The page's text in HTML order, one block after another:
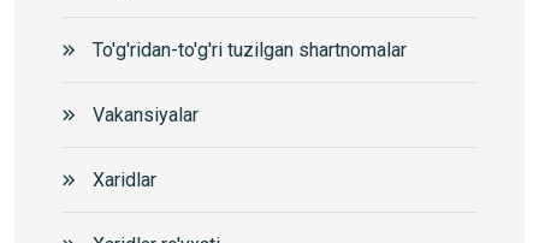
To'g'ridan-to'g'ri tuzilgan shartnomalar
Vakansiyalar
Xaridlar